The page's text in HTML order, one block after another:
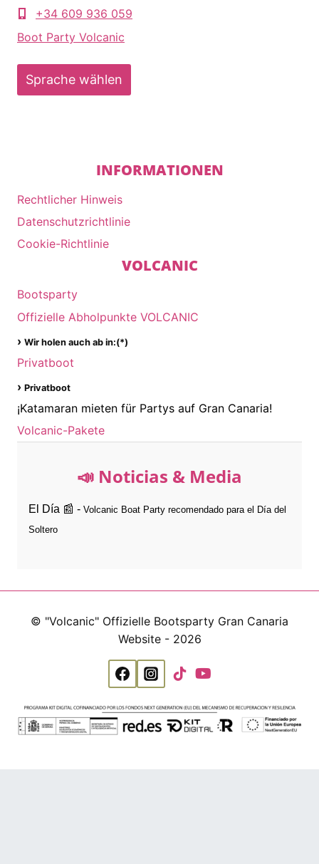
+34 609 936 059
Boot Party Volcanic
Sprache wählen
INFORMATIONEN
Rechtlicher Hinweis
Datenschutzrichtlinie
Cookie-Richtlinie
VOLCANIC
Bootsparty
Offizielle Abholpunkte VOLCANIC
› Wir holen auch ab in:(*)
Privatboot
› Privatboot
¡Katamaran mieten für Partys auf Gran Canaria!
Volcanic-Pakete
📣 Noticias & Media
El Día 📰 - Volcanic Boat Party recomendado para el Día del
Soltero
© "Volcanic" Offizielle Bootsparty Gran Canaria
Website - 2026